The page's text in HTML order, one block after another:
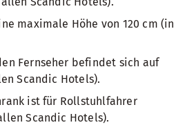
maximale Höhe von 120 cm (in
Fernseher befindet sich auf
Scandic Hotels).
ist für Rollstuhlfahrer
Scandic Hotels).